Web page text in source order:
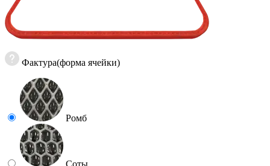
Фактура(форма ячейки)
Ромб
Соты